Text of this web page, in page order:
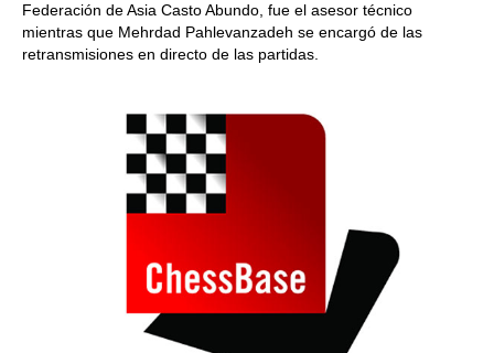
Federación de Asia Casto Abundo, fue el asesor técnico
mientras que Mehrdad Pahlevanzadeh se encargó de las
retransmisiones en directo de las partidas.